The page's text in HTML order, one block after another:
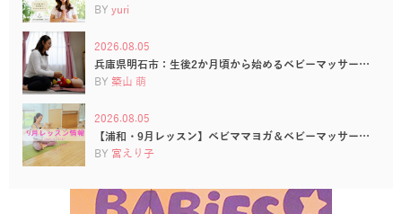
BY yuri
2026.08.05
兵庫県明石市：生後2か月頃から始めるベビーマッサー…
BY 築山 萌
2026.08.05
【浦和・9月レッスン】ベビママヨガ＆ベビーマッサー…
BY 宮えり子